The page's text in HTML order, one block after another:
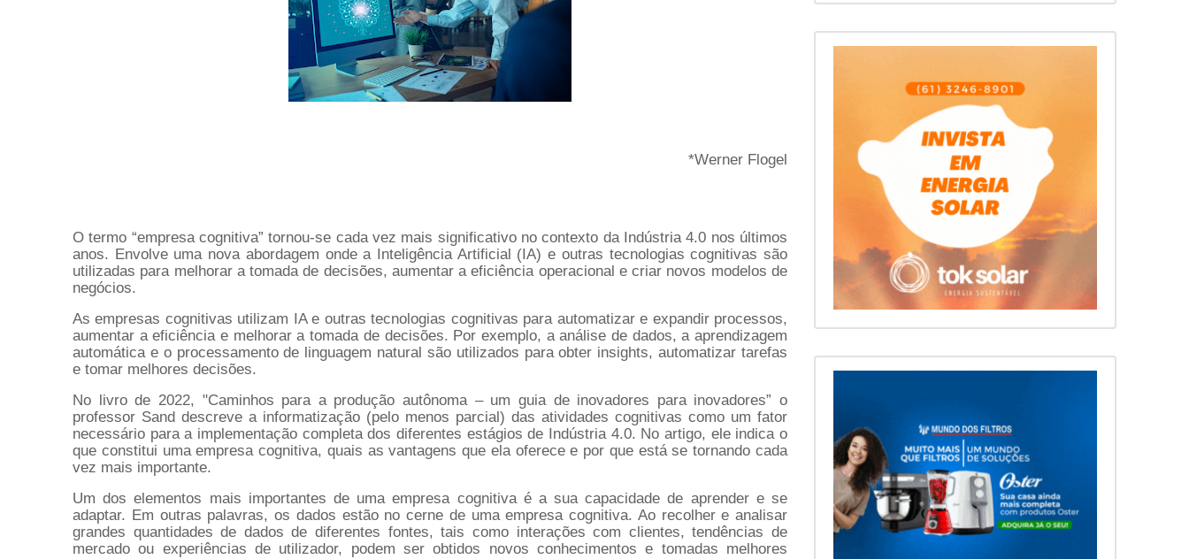
*Werner Flogel
O termo “empresa cognitiva” tornou-se cada vez mais significativo no contexto da Indústria 4.0 nos últimos
anos. Envolve uma nova abordagem onde a Inteligência Artificial (IA) e outras tecnologias cognitivas são
utilizadas para melhorar a tomada de decisões, aumentar a eficiência operacional e criar novos modelos de
negócios.
As empresas cognitivas utilizam IA e outras tecnologias cognitivas para automatizar e expandir processos,
aumentar a eficiência e melhorar a tomada de decisões. Por exemplo, a análise de dados, a aprendizagem
automática e o processamento de linguagem natural são utilizados para obter insights, automatizar tarefas
e tomar melhores decisões.
No livro de 2022, "Caminhos para a produção autônoma – um guia de inovadores para inovadores” o
professor Sand descreve a informatização (pelo menos parcial) das atividades cognitivas como um fator
necessário para a implementação completa dos diferentes estágios de Indústria 4.0. No artigo, ele indica o
que constitui uma empresa cognitiva, quais as vantagens que ela oferece e por que está se tornando cada
vez mais importante.
Um dos elementos mais importantes de uma empresa cognitiva é a sua capacidade de aprender e se
adaptar. Em outras palavras, os dados estão no cerne de uma empresa cognitiva. Ao recolher e analisar
grandes quantidades de dados de diferentes fontes, tais como interações com clientes, tendências de
mercado ou experiências de utilizador, podem ser obtidos novos conhecimentos e tomadas melhores